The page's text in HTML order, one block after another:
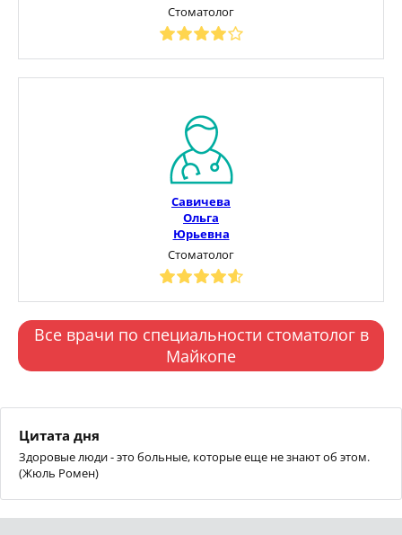
Стоматолог
Савичева
Ольга
Юрьевна
Стоматолог
Все врачи по специальности стоматолог в
Майкопе
Цитата дня
Здоровые люди - это больные, которые еще не знают об этом.
(Жюль Ромен)